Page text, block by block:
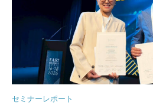
セミナーレポート